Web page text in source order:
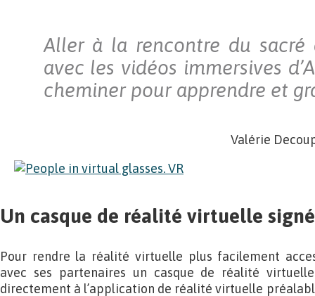
Aller à la rencontre du sacré
avec les vidéos immersives
cheminer pour apprendre et
Valérie
Un casque de réalité virtuelle
Pour rendre la réalité virtuelle plus facilement
avec ses partenaires un casque de réalité
directement à l’application de réalité virtuelle